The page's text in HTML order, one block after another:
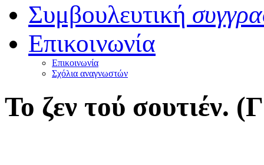
Συμβουλευτική
Επικοινωνία
Επικοινωνία
Σχόλια αναγνωστών
Το ζεν τού